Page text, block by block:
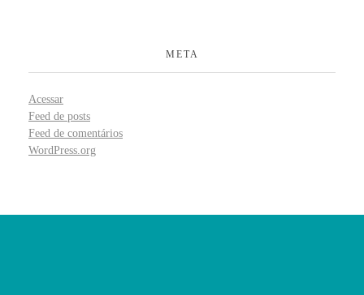
META
Acessar
Feed de posts
Feed de comentários
WordPress.org